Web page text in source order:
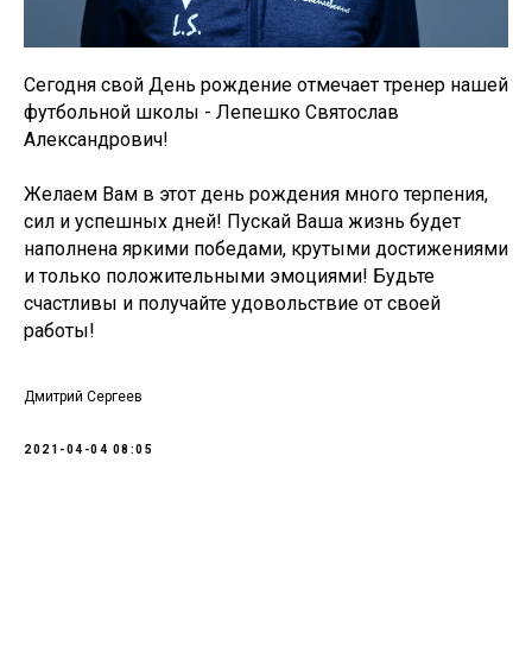
Сегодня свой День рождение отмечает тренер нашей
футбольной школы - Лепешко Святослав
Александрович!
Желаем Вам в этот день рождения много терпения,
сил и успешных дней! Пускай Ваша жизнь будет
наполнена яркими победами, крутыми достижениями
и только положительными эмоциями! Будьте
счастливы и получайте удовольствие от своей
работы!
Дмитрий Сергеев
2021-04-04 08:05